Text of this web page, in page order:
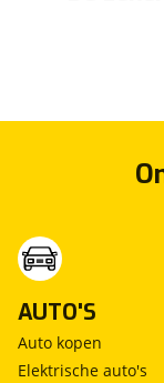
AUTO'S
Auto kopen
Elektrische auto's